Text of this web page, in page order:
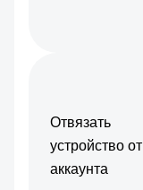
Отвязать
устройство от
аккаунта